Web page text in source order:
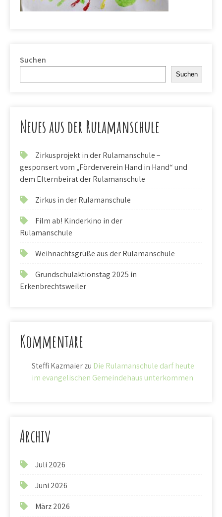
Suchen
Suchen
Neues aus der Rulamanschule
Zirkusprojekt in der Rulamanschule –
gesponsert vom „Förderverein Hand in Hand“ und
dem Elternbeirat der Rulamanschule
Zirkus in der Rulamanschule
Film ab! Kinderkino in der
Rulamanschule
Weihnachtsgrüße aus der Rulamanschule
Grundschulaktionstag 2025 in
Erkenbrechtsweiler
Kommentare
Steffi Kazmaierzu Die Rulamanschule darf heute
im evangelischen Gemeindehaus unterkommen
Archiv
Juli 2026
Juni 2026
März 2026